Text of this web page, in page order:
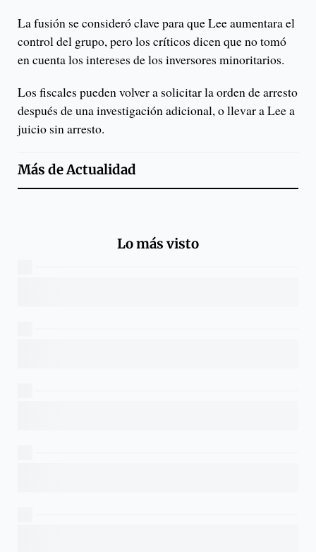
La fusión se consideró clave para que Lee aumentara el
control del grupo, pero los críticos dicen que no tomó
en cuenta los intereses de los inversores minoritarios.
Los fiscales pueden volver a solicitar la orden de arresto
después de una investigación adicional, o llevar a Lee a
juicio sin arresto.
Más deActualidad
Lo más visto